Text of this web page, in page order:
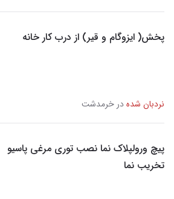
پخش( ایزوگام و قیر) از درب کار خانه
نردبان شدهدر خرمدشت
پیچ ورولپلاک نما نصب توری مرغی پاسیو
تخریب نما